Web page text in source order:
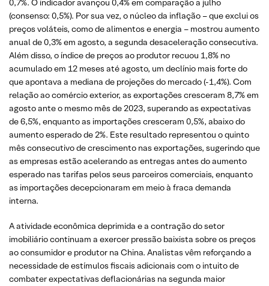
0,7%. O indicador avançou 0,4% em comparação a julho
(consenso: 0,5%). Por sua vez, o núcleo da inflação – que exclui os
preços voláteis, como de alimentos e energia – mostrou aumento
anual de 0,3% em agosto, a segunda desaceleração consecutiva.
Além disso, o índice de preços ao produtor recuou 1,8% no
acumulado em 12 meses até agosto, um declínio mais forte do
que apontava a mediana de projeções do mercado (-1,4%). Com
relação ao comércio exterior, as exportações cresceram 8,7% em
agosto ante o mesmo mês de 2023, superando as expectativas
de 6,5%, enquanto as importações cresceram 0,5%, abaixo do
aumento esperado de 2%. Este resultado representou o quinto
mês consecutivo de crescimento nas exportações, sugerindo que
as empresas estão acelerando as entregas antes do aumento
esperado nas tarifas pelos seus parceiros comerciais, enquanto
as importações decepcionaram em meio à fraca demanda
interna.
A atividade econômica deprimida e a contração do setor
imobiliário continuam a exercer pressão baixista sobre os preços
ao consumidor e produtor na China. Analistas vêm reforçando a
necessidade de estímulos fiscais adicionais com o intuito de
combater expectativas deflacionárias na segunda maior